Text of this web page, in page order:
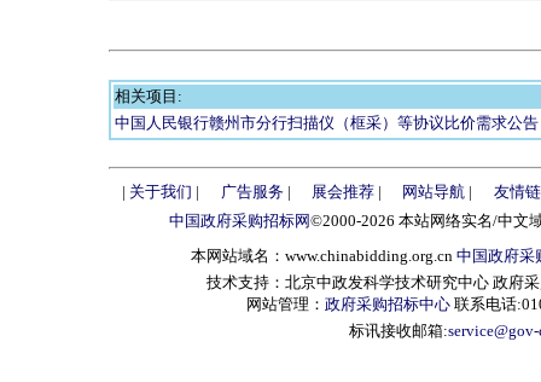
相关项目:
中国人民银行赣州市分行扫描仪（框采）等协议比价需求公告
| 关于我们 | 广告服务| 展会推荐| 网站导航 |
友情
中国政府采购招标网©2000-2026 本站网络实名/中文
本网站域名：www.chinabidding.org.cn 中国政府采
技术支持：北京中政发科学技术研究中心 政府
网站管理： 政府采购招标中心 联系电话
标讯接收邮箱: